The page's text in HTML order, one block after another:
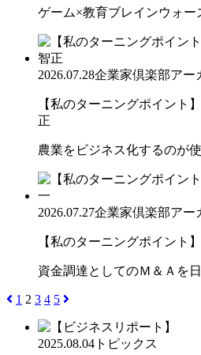
ゲーム×教育ブレインウォー
2026.07.28企業家倶楽部アー
【私のターニングポイン
正
農業をビジネス化するのが
2026.07.27企業家倶楽部アー
【私のターニングポイン
資金調達としてのＭ＆Ａを
1 2 3 4 5
2025.08.04 トピックス